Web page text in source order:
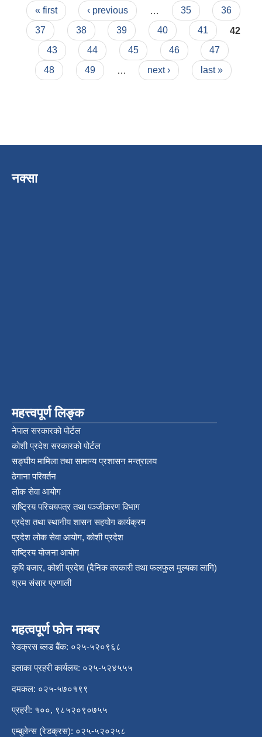
Pages
« first ‹ previous 35
36
37
38 39 40 41
42
43
44 45 46
47
48
49 next › last »
नक्सा
महत्त्वपूर्ण लिङ्क
नेपाल सरकारको पोर्टल
कोशी प्रदेश सरकारको पोर्टल
सङ्‍घीय मामिला तथा सामान्य प्रशासन मन्त्रालय
ठेगाना परिवर्तन
लोक सेवा आयोग
राष्ट्रिय परिचयपत्र तथा पञ्‍जीकरण विभाग
प्रदेश तथा स्थानीय शासन सहयोग कार्यक्रम
प्रदेश लोक सेवा आयोग, कोशी प्रदेश
राष्ट्रिय योजना आयोग
कृषि बजार, कोशी प्रदेश (दैनिक तरकारी तथा फलफुल मुल्यका लागि)
श्रम संसार प्रणाली
महत्वपूर्ण फोन नम्बर
रेडक्रस ब्लड बैंक: ०२५-५२०९६८
इलाका प्रहरी कार्यलय: ०२५-५२४५५५
दमकल: ०२५-५७०१९९
प्रहरी: १००, ९८५२०९०७५५
एम्बुलेन्स (रेडक्रस): ०२५-५२०२५८